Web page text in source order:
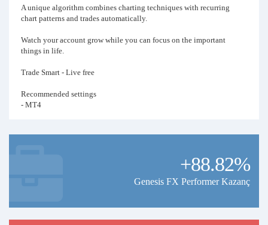
A unique algorithm combines charting techniques with recurring
chart patterns and trades automatically.
Watch your account grow while you can focus on the important
things in life.
Trade Smart - Live free
Recommended settings
- MT4
+88.82%
Genesis FX Performer Kazanç